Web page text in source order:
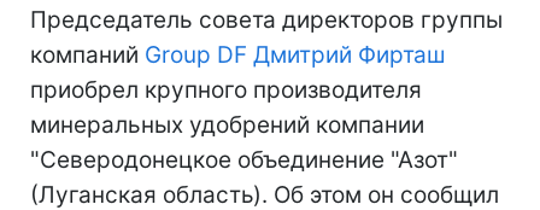
Председатель совета директоров группы
компаний Group DF Дмитрий Фирташ
приобрел крупного производителя
минеральных удобрений компании
"Северодонецкое объединение "Азот"
(Луганская область). Об этом он сообщил